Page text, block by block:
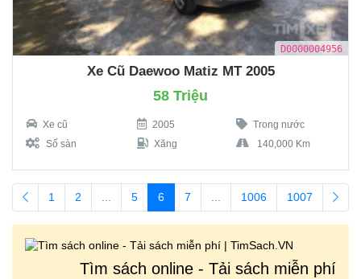
D0000004956
Xe Cũ Daewoo Matiz MT 2005
58 Triệu
Xe cũ 2005
Trong nước
Số sàn
Xăng 140,000 Km
1 2 5 6 7 1006 1007
Tìm sách online - Tải sách miễn phí